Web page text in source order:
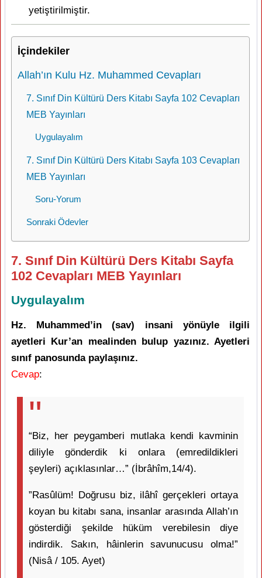
yetiştirilmiştir.
İçindekiler
Allah’ın Kulu Hz. Muhammed Cevapları
7. Sınıf Din Kültürü Ders Kitabı Sayfa 102 Cevapları
MEB Yayınları
Uygulayalım
7. Sınıf Din Kültürü Ders Kitabı Sayfa 103 Cevapları
MEB Yayınları
Soru-Yorum
Sonraki Ödevler
7. Sınıf Din Kültürü Ders Kitabı Sayfa
102 Cevapları MEB Yayınları
Uygulayalım
Hz. Muhammed’in (sav) insani yönüyle ilgili
ayetleri Kur’an mealinden bulup yazınız. Ayetleri
sınıf panosunda paylaşınız.
Cevap:
“Biz, her peygamberi mutlaka kendi kavminin
diliyle gönderdik ki onlara (emredildikleri
şeyleri) açıklasınlar…” (İbrâhîm,14/4).
”Rasûlüm! Doğrusu biz, ilâhî gerçekleri ortaya
koyan bu kitabı sana, insanlar arasında Allah’ın
gösterdiği şekilde hüküm verebilesin diye
indirdik. Sakın, hâinlerin savunucusu olma!”
(Nisâ / 105. Ayet)